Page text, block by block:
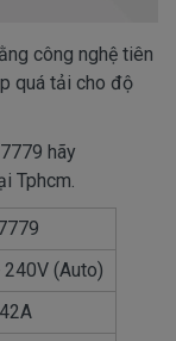
công nghệ tiên
quá tải cho độ
hãy
Tphcm.
240V (Auto)